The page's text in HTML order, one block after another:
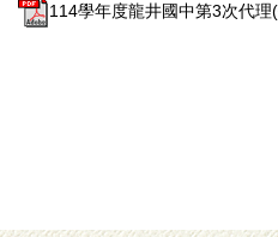
114學年度龍井國中第3次代